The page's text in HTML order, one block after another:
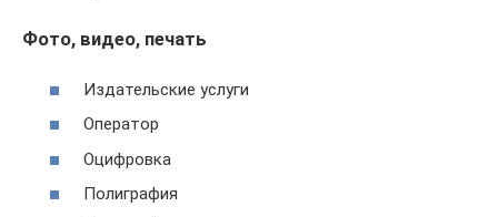
Фото, видео, печать
Издательские услуги
Оператор
Оцифровка
Полиграфия